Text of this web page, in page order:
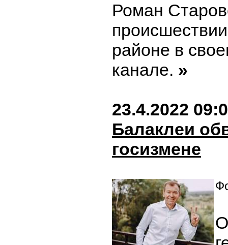
Роман
районе в
канале. »
23.4.2022
Балаклеи
госизмене